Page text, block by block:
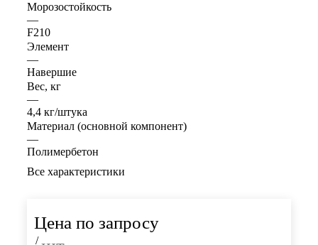
Морозостойкость
—
F210
Элемент
—
Навершие
Вес, кг
—
4,4 кг/штука
Материал (основной компонент)
—
Полимербетон
Все характеристики
Цена по запросу
/